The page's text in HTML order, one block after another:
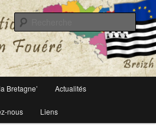
Fouéré
Yann Fouéré
Bretagne’ Actualités
nous Liens